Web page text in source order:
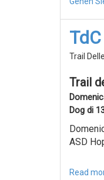
Trail
Trail
Dog di
ASD
Read